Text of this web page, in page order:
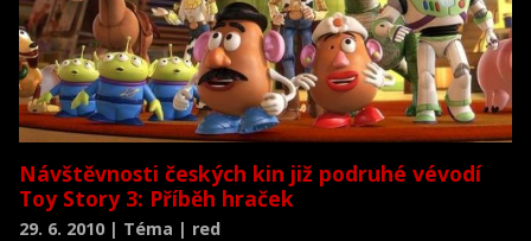
Návštěvnosti českých kin již podruhé vévodí
Toy Story 3: Příběh hraček
29. 6. 2010 | Téma | red